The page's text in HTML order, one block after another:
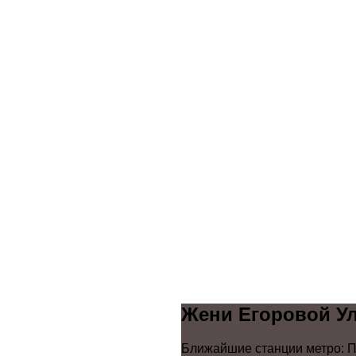
Жени Егоровой
Ближайшие станции метро: